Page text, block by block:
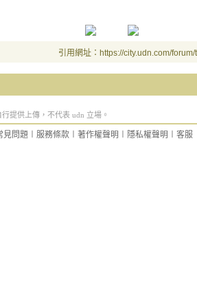
引用網址：https://city.udn.com/
提供上傳，不代表 udn 立場。
見問題 服務條款 著作權聲明 隱私權聲明 客服